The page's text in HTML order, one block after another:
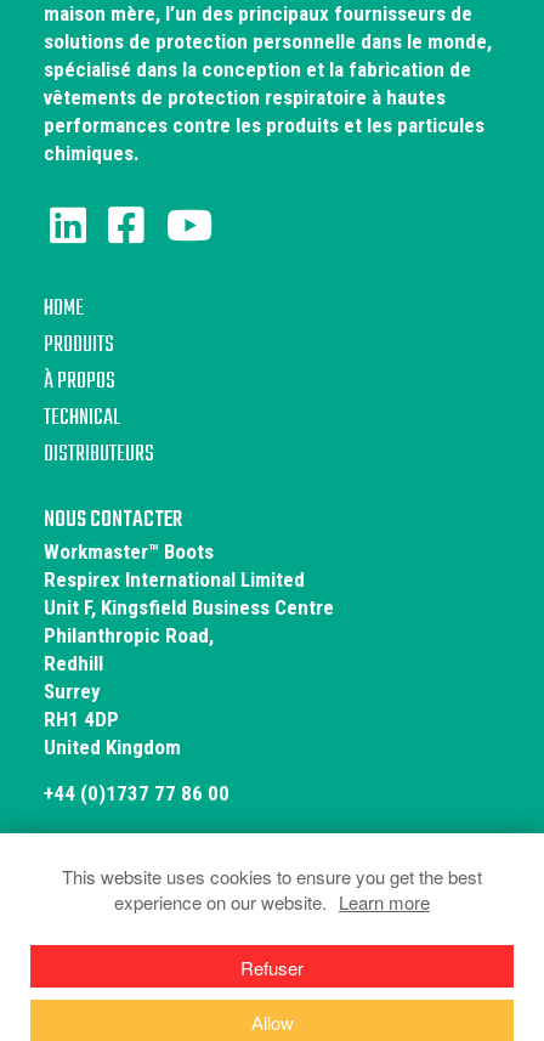
This website uses cookies to ensure you get the best
experience on our website. Learn more
Refuser
Allow
maison mère, l’un des principaux fournisseurs de
solutions de protection personnelle dans le monde,
spécialisé dans la conception et la fabrication de
vêtements de protection respiratoire à hautes
performances contre les produits et les particules
chimiques.
HOME
PRODUITS
À PROPOS
TECHNICAL
DISTRIBUTEURS
NOUS CONTACTER
Workmaster™ Boots
Respirex International Limited
Unit F, Kingsfield Business Centre
Philanthropic Road,
Redhill
Surrey
RH1 4DP
United Kingdom
+44 (0)1737 77 86 00
© Workmaster Boots 2026
Terms & Conditions
conformité